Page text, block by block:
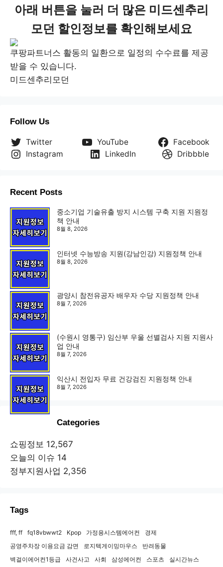
아래 버튼을 눌러 더 많은 미드센추리
모던 할인정보를 확인해보세요
쿠팡파트너스 활동의 일환으로 일정의 수수료를 제공
받을 수 있습니다.
미드센추리모던
Follow Us
Twitter YouTube
Facebook
Instagram
LinkedIn Dribbble
Recent Posts
중소기업 기술유출 방지 시스템 구축 지원 지원정
책 안내
8월 8, 2026
인터넷 수능방송 지원(강남인강) 지원정책 안내
8월 8, 2026
광양시 참전유공자 배우자 수당 지원정책 안내
8월 7, 2026
(수원시 영통구) 임산부 우울 선별검사 지원 지원사
업 안내
8월 7, 2026
익산시 전입자 무료 건강검진 지원정책 안내
8월 7, 2026
Categories
쇼핑정보 12,567
오늘의 이슈 14
정부지원사업 2,356
Tags
fff, ff fq18vbwwt2 Kpop 가정용시스템에어컨
경제
공영주차장 이용요금 감면
로지텍게이밍마우스
반려동물
벽걸이에어컨1등급
사건사고 사회 삼성에어컨 스포츠
실시간뉴스